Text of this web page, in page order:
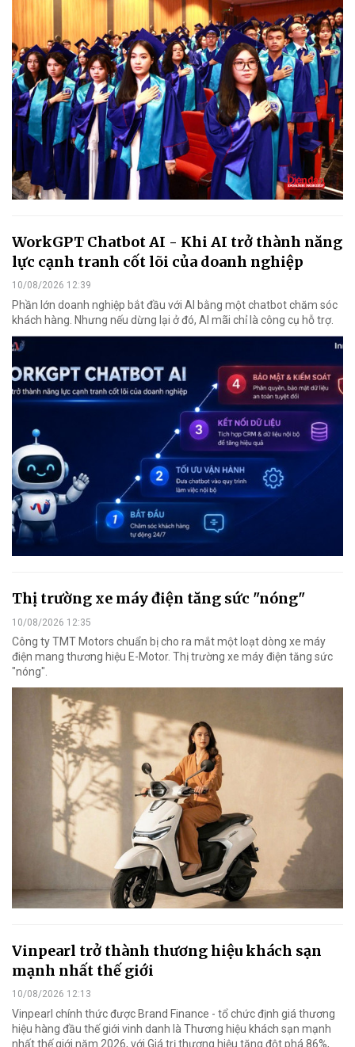
WorkGPT Chatbot AI - Khi AI trở thành năng
lực cạnh tranh cốt lõi của doanh nghiệp
10/08/2026 12:39
Phần lớn doanh nghiệp bắt đầu với AI bằng một chatbot chăm sóc
khách hàng. Nhưng nếu dừng lại ở đó, AI mãi chỉ là công cụ hỗ trợ.
Thị trường xe máy điện tăng sức "nóng"
10/08/2026 12:35
Công ty TMT Motors chuẩn bị cho ra mắt một loạt dòng xe máy
điện mang thương hiệu E-Motor. Thị trường xe máy điện tăng sức
"nóng".
Vinpearl trở thành thương hiệu khách sạn
mạnh nhất thế giới
10/08/2026 12:13
Vinpearl chính thức được Brand Finance - tổ chức định giá thương
hiệu hàng đầu thế giới vinh danh là Thương hiệu khách sạn mạnh
nhất thế giới năm 2026, với Giá trị thương hiệu tăng đột phá 86%,